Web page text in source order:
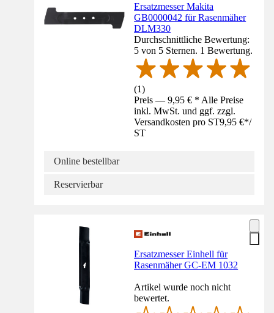
Ersatzmesser Makita
GB0000042 für Rasenmäher
DLM330
Durchschnittliche Bewertung:
5 von 5 Sternen. 1 Bewertung.
(1)
Preis — 9,95 € * Alle Preise
inkl. MwSt. und ggf. zzgl.
Versandkosten pro ST9,95 €*/
ST
Online bestellbar
Reservierbar
Ersatzmesser Einhell für
Rasenmäher GC-EM 1032
Artikel wurde noch nicht
bewertet.